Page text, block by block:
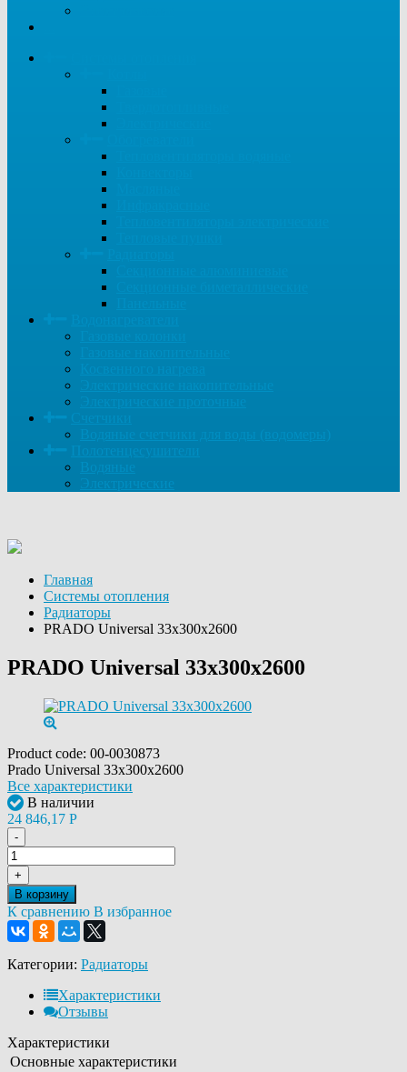
Водяные
Электрические
Главная
Системы отопления
Радиаторы
PRADO Universal 33х300х2600
PRADO Universal 33х300х2600
Product code: 00-0030873
Prado Universal 33х300х2600
Все характеристики
В наличии
24 846,17 Р
-
+
В корзину
К сравнению В избранное
Категории: Радиаторы
Характеристики
Отзывы
Характеристики
Основные характеристики